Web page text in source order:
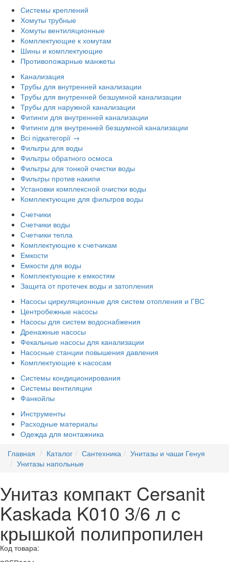
Системы креплений
Хомуты трубные
Хомуты вентиляционные
Комплектующие к хомутам
Шины и комплектующие
Противопожарные манжеты
Канализация
Трубы для внутренней канализации
Трубы для внутренней безшумной канализации
Трубы для наружной канализации
Фитинги для внутренней канализации
Фитинги для внутренней безшумной канализации
Всі підкатегорії →
Фильтры для воды
Фильтры обратного осмоса
Фильтры для тонкой очистки воды
Фильтры против накипи
Установки комплексной очистки воды
Комплектующие для фильтров воды
Счетчики
Счетчики воды
Счетчики тепла
Комплектующие к счетчикам
Емкости
Емкости для воды
Комплектующие к емкостям
Защита от протечек воды и затопления
Насосы циркуляционные для систем отопления и ГВС
Центробежные насосы
Насосы для систем водоснабжения
Дренажные насосы
Фекальные насосы для канализации
Насосные станции повышения давления
Комплектующие к насосам
Системы кондиционирования
Системы вентиляции
Фанкойлы
Инструменты
Расходные материалы
Одежда для монтажника
Главная
Каталог Сантехника
Унитазы и чаши Генуя
Унитазы напольные
Унитаз компакт Cersanit
Kaskada K010 3/6 л c
крышкой полипропилен
Код товара: